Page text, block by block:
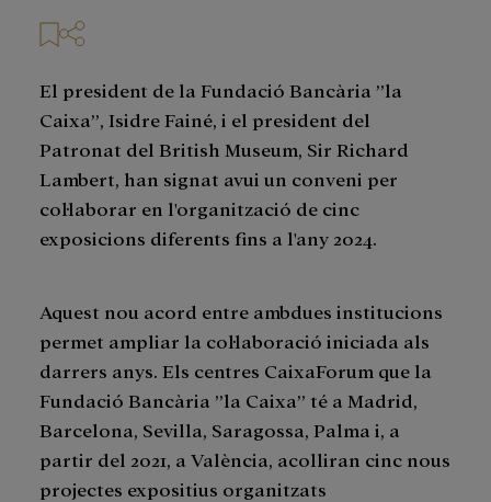
El president de la Fundació Bancària ”la
Caixa”, Isidre Fainé, i el president del
Patronat del British Museum, Sir Richard
Lambert, han signat avui un conveni per
col·laborar en l'organització de cinc
exposicions diferents fins a l'any 2024.
Aquest nou acord entre ambdues institucions
permet ampliar la col·laboració iniciada als
darrers anys. Els centres CaixaForum que la
Fundació Bancària ”la Caixa” té a Madrid,
Barcelona, Sevilla, Saragossa, Palma i, a
partir del 2021, a València, acolliran cinc nous
projectes expositius organitzats